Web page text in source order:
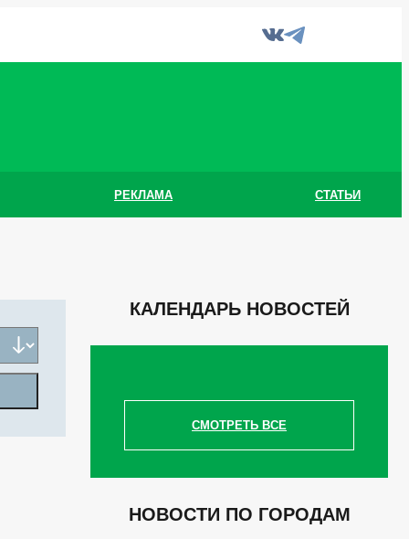
РЕКЛАМА СТАТЬИ
КАЛЕНДАРЬ НОВОСТЕЙ
СМОТРЕТЬ ВСЕ
НОВОСТИ ПО ГОРОДАМ